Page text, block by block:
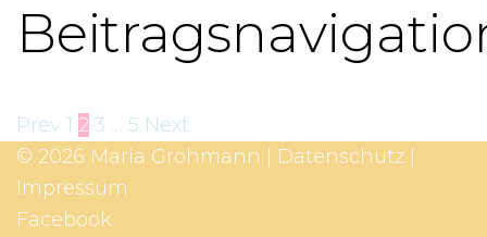
Prev 1 2 3 … 5 Next
© 2026 Maria Grohmann | Datenschutz
Impressum
Facebook